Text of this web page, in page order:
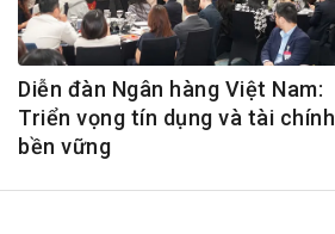
Diễn đàn Ngân hàng Việt Nam:
Triển vọng tín dụng và tài chính
bền vững